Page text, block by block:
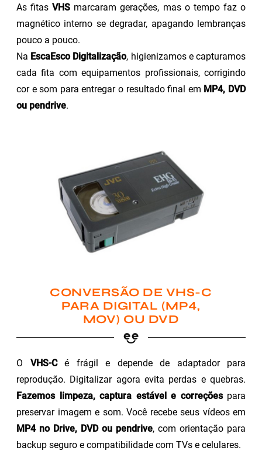
As fitasVHS marcaram gerações, mas o tempo faz o
magnético interno se degradar, apagando lembranças
pouco a pouco.
Na EscaEsco Digitalização, higienizamos e capturamos
cada fita com equipamentos profissionais, corrigindo
cor e som para entregar o resultado final em MP4, DVD
ou pendrive.
CONVERSÃO DE VHS-C
PARA DIGITAL (MP4,
MOV) OU DVD
O VHS-Cé frágil e depende de adaptador para
reprodução. Digitalizar agora evita perdas e quebras.
Fazemos limpeza, captura estável e correçõespara
preservar imagem e som. Você recebe seus vídeos em
MP4 no Drive, DVD ou pendrive, com orientação para
backup seguro e compatibilidade com TVs e celulares.